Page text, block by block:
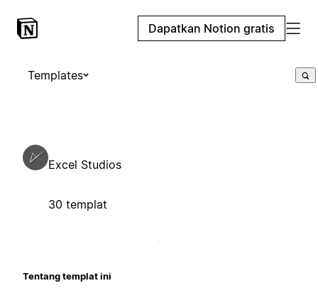
Dapatkan Notion gratis
Templates
Excel Studios
30 templat
Tentang templat ini